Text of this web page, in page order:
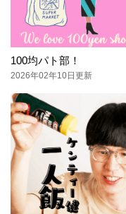
100均パト部！
2026年02年10日更新